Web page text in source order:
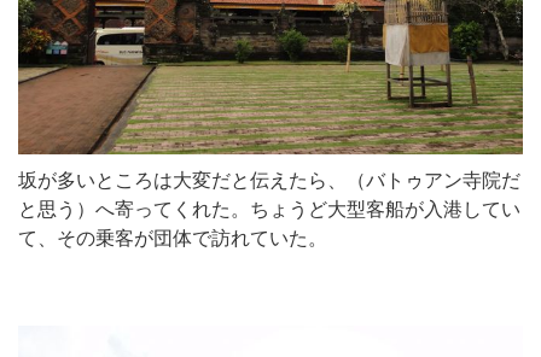
坂が多いところは大変だと伝えたら、（バトゥアン寺院だ
と思う）へ寄ってくれた。ちょうど大型客船が入港してい
て、その乗客が団体で訪れていた。